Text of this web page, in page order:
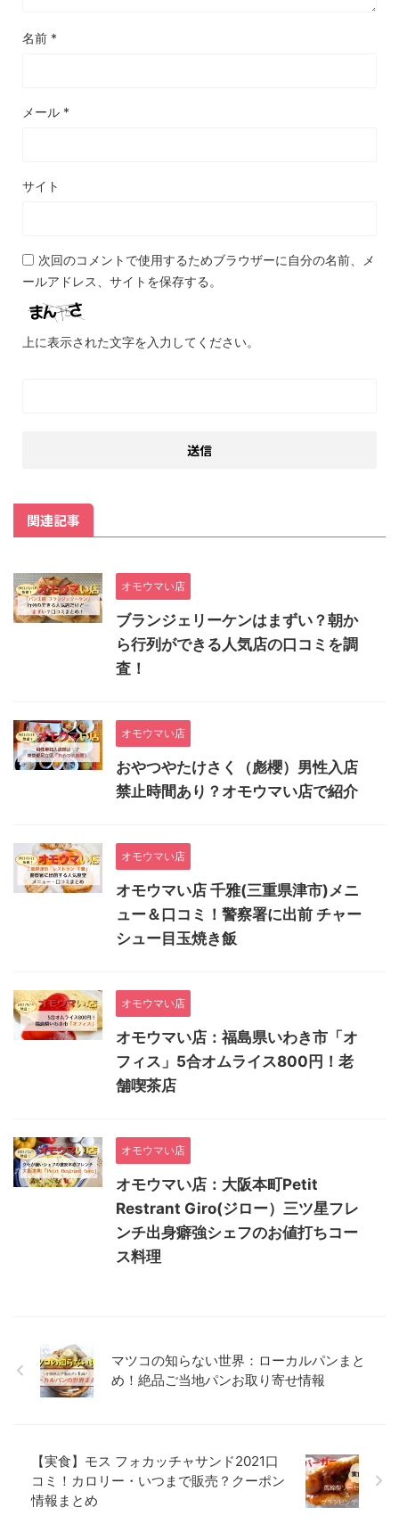
名前 *
メール *
サイト
次回のコメントで使用するためブラウザーに自分の名前、メ
ールアドレス、サイトを保存する。
上に表示された文字を入力してください。
関連記事
オモウマい店
ブランジェリーケンはまずい？朝か
ら行列ができる人気店の口コミを調
査！
オモウマい店
おやつやたけさく（彪櫻）男性入店
禁止時間あり？オモウマい店で紹介
オモウマい店
オモウマい店 千雅(三重県津市)メニ
ュー＆口コミ！警察署に出前 チャー
シュー目玉焼き飯
オモウマい店
オモウマい店：福島県いわき市「オ
フィス」5合オムライス800円！老
舗喫茶店
オモウマい店
オモウマい店：大阪本町Petit
Restrant Giro(ジロー）三ツ星フレ
ンチ出身癖強シェフのお値打ちコー
ス料理
マツコの知らない世界：ローカルパンまと
め！絶品ご当地パンお取り寄せ情報
【実食】モス フォカッチャサンド2021口
コミ！カロリー・いつまで販売？クーポン
情報まとめ